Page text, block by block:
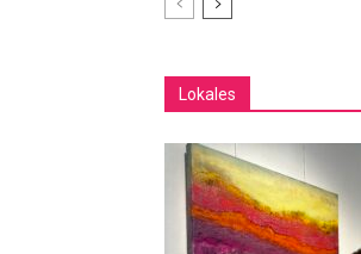
Lokales